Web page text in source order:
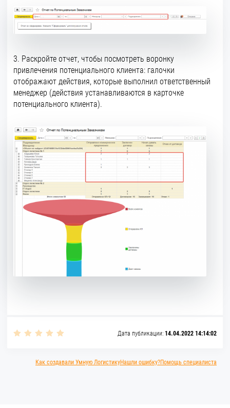
3. Раскройте отчет, чтобы посмотреть воронку
привлечения потенциального клиента: галочки
отображают действия, которые выполнил ответственный
менеджер (действия устанавливаются в карточке
потенциального клиента).
Дата публикации: 14.04.2022 14:14:02
Как создавали Умную ЛогистикуНашли ошибку?Помощь специалиста